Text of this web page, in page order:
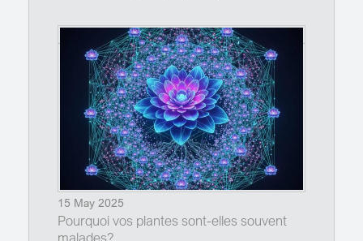
15 May 2025
Pourquoi vos plantes sont-elles souvent
malades?